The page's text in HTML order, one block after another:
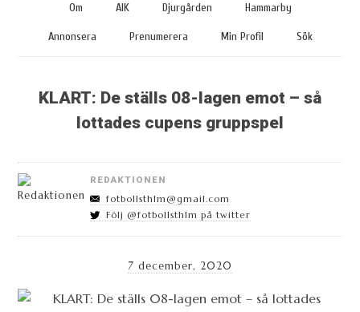
Om AIK Djurgården Hammarby
Annonsera Prenumerera Min Profil Sök
KLART: De ställs 08-lagen emot – så
lottades cupens gruppspel
REDAKTIONEN
fotbollsthlm@gmail.com
Följ @fotbollsthlm på twitter
7 december, 2020